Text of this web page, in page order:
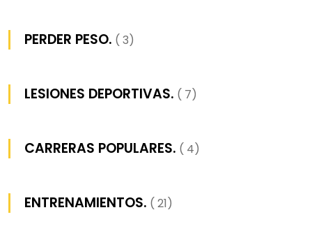
PERDER PESO. ( 3)
LESIONES DEPORTIVAS. ( 7)
CARRERAS POPULARES. ( 4)
ENTRENAMIENTOS. ( 21)